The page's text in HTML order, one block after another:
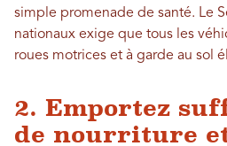
simple promenade de santé. Le
nationaux exige que tous les
roues motrices et à garde au sol
2. Emportez
de nourriture